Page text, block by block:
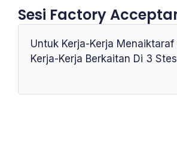
Sesi Factory
Untuk Kerja-Kerja
Kerja-Kerja Berkaitan Di 3